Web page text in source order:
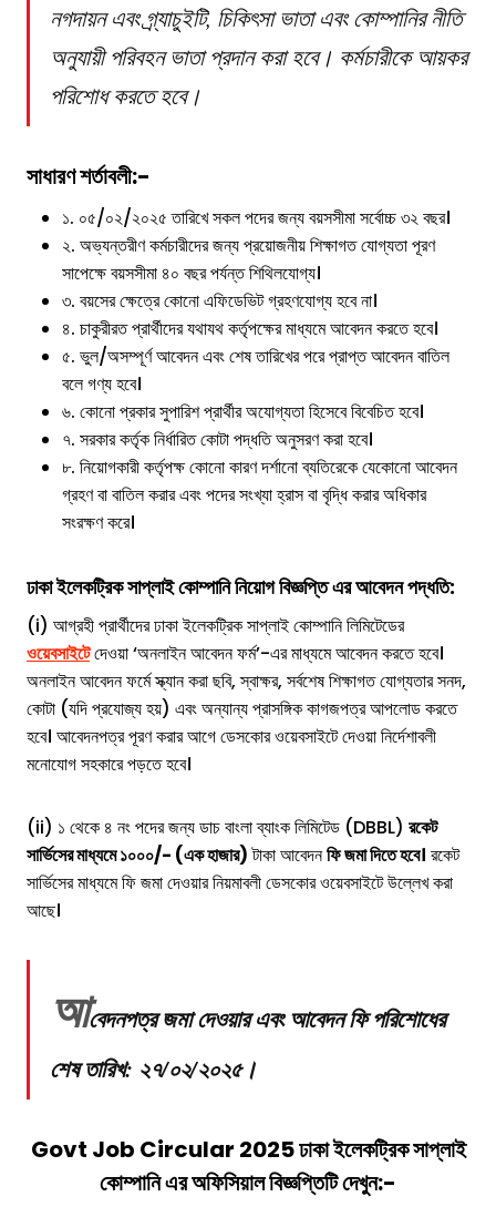
নগদায়ন এবং গ্র্যাচুইটি, চিকিৎসা ভাতা এবং কোম্পানির নীতি
অনুযায়ী পরিবহন ভাতা প্রদান করা হবে। কর্মচারীকে আয়কর
পরিশোধ করতে হবে।
সাধারণ শর্তাবলী:-
১. ০৫/০২/২০২৫ তারিখে সকল পদের জন্য বয়সসীমা সর্বোচ্চ ৩২ বছর।
২. অভ্যন্তরীণ কর্মচারীদের জন্য প্রয়োজনীয় শিক্ষাগত যোগ্যতা পূরণ
সাপেক্ষে বয়সসীমা ৪০ বছর পর্যন্ত শিথিলযোগ্য।
৩. বয়সের ক্ষেত্রে কোনো এফিডেভিট গ্রহণযোগ্য হবে না।
৪. চাকুরীরত প্রার্থীদের যথাযথ কর্তৃপক্ষের মাধ্যমে আবেদন করতে হবে।
৫. ভুল/অসম্পূর্ণ আবেদন এবং শেষ তারিখের পরে প্রাপ্ত আবেদন বাতিল
বলে গণ্য হবে।
৬. কোনো প্রকার সুপারিশ প্রার্থীর অযোগ্যতা হিসেবে বিবেচিত হবে।
৭. সরকার কর্তৃক নির্ধারিত কোটা পদ্ধতি অনুসরণ করা হবে।
৮. নিয়োগকারী কর্তৃপক্ষ কোনো কারণ দর্শানো ব্যতিরেকে যেকোনো আবেদন
গ্রহণ বা বাতিল করার এবং পদের সংখ্যা হ্রাস বা বৃদ্ধি করার অধিকার
সংরক্ষণ করে।
ঢাকা ইলেকট্রিক সাপ্লাই কোম্পানিনিয়োগ বিজ্ঞপ্তি এর আবেদন পদ্ধতি:
(i) আগ্রহী প্রার্থীদের ঢাকা ইলেকট্রিক সাপ্লাই কোম্পানি লিমিটেডের
ওয়েবসাইটেদেওয়া ‘অনলাইন আবেদন ফর্ম’-এর মাধ্যমে আবেদন করতে হবে।
অনলাইন আবেদন ফর্মে স্ক্যান করা ছবি, স্বাক্ষর, সর্বশেষ শিক্ষাগত যোগ্যতার সনদ,
কোটা (যদি প্রযোজ্য হয়) এবং অন্যান্য প্রাসঙ্গিক কাগজপত্র আপলোড করতে
হবে। আবেদনপত্র পূরণ করার আগে ডেসকোর ওয়েবসাইটে দেওয়া নির্দেশাবলী
মনোযোগ সহকারে পড়তে হবে।
(ii) ১ থেকে ৪ নং পদের জন্য ডাচ বাংলা ব্যাংক লিমিটেড (DBBL) রকেট
সার্ভিসের মাধ্যমে ১০০০/- (এক হাজার)টাকা আবেদনফি জমা দিতে হবে। রকেট
সার্ভিসের মাধ্যমে ফি জমা দেওয়ার নিয়মাবলী ডেসকোর ওয়েবসাইটে উল্লেখ করা
আছে।
আবেদনপত্র জমা দেওয়ার এবং আবেদন ফি পরিশোধের
শেষ তারিখ: ২৭/০২/২০২৫।
Govt Job Circular 2025ঢাকা ইলেকট্রিক সাপ্লাই
কোম্পানিএর অফিসিয়াল বিজ্ঞপ্তিটি দেখুন:-